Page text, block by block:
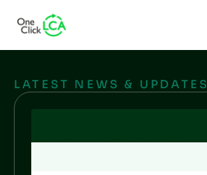
LATEST NEWS & UPDATES